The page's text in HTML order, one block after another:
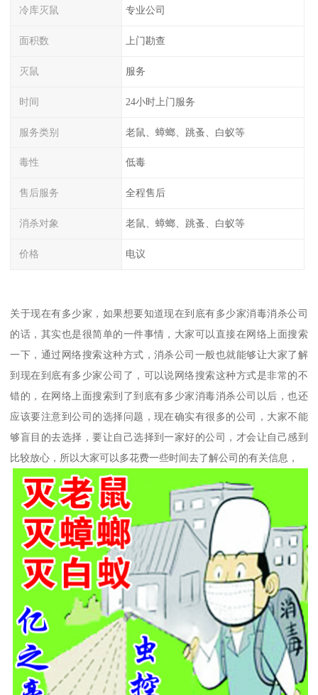
冷库灭鼠 专业公司
面积数 上门勘查
灭鼠 服务
时间 24小时上门服务
服务类别 老鼠、蟑螂、跳蚤、白蚁等
毒性 低毒
售后服务 全程售后
消杀对象 老鼠、蟑螂、跳蚤、白蚁等
价格 电议
关于现在有多少家，如果想要知道现在到底有多少家消毒消杀公司
的话，其实也是很简单的一件事情，大家可以直接在网络上面搜索
一下，通过网络搜索这种方式，消杀公司一般也就能够让大家了解
到现在到底有多少家公司了，可以说网络搜索这种方式是非常的不
错的，在网络上面搜索到了到底有多少家消毒消杀公司以后，也还
应该要注意到公司的选择问题，现在确实有很多的公司，大家不能
够盲目的去选择，要让自己选择到一家好的公司，才会让自己感到
比较放心，所以大家可以多花费一些时间去了解公司的有关信息，